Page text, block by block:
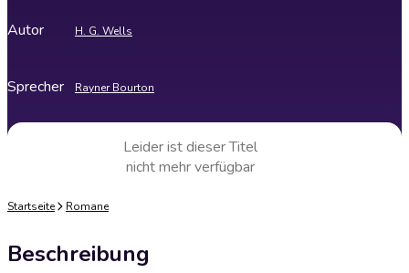
Autor H. G. Wells
Sprecher Rayner Bourton
Leider ist dieser Titel
nicht mehr verfügbar
Startseite Romane
Beschreibung